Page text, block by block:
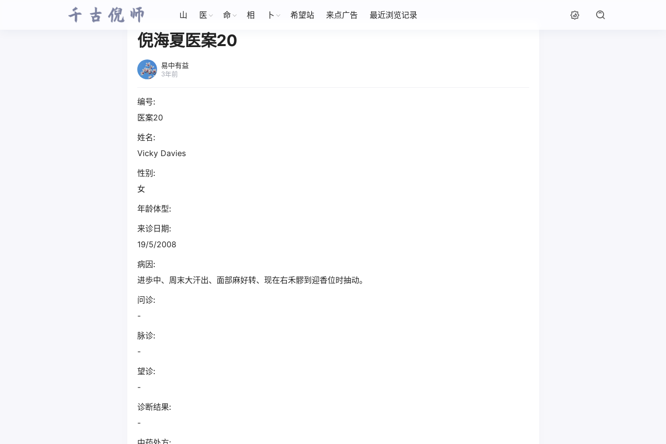
山 医 命 相 卜 希望站 来点广告 最近浏览记录
倪海夏医案20
易中有益
3年前
编号:
医案20
姓名:
Vicky Davies
性别:
女
年龄体型:
来诊日期:
19/5/2008
病因:
进歩中、周末大汗出、面部麻好转、现在右禾髎到迎香位时抽动。
问诊:
-
脉诊:
-
望诊:
-
诊断结果:
-